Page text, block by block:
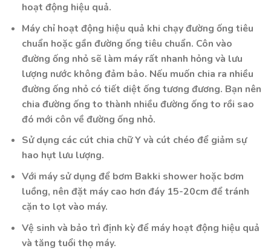
hoạt động hiệu quả.
Máy chỉ hoạt động hiệu quả khi chạy đường ống tiêu
chuẩn hoặc gần đường ống tiêu chuẩn. Côn vào
đường ống nhỏ sẽ làm máy rất nhanh hỏng và lưu
lượng nước không đảm bảo. Nếu muốn chia ra nhiều
đường ống nhỏ có tiết diệt ống tương đương. Bạn nên
chia đường ống to thành nhiều đường ống to rồi sao
đó mới côn về đường ống nhỏ.
Sử dụng các cút chia chữ Y và cút chéo để giảm sự
hao hụt lưu lượng.
Với máy sử dụng để bơm Bakki shower hoặc bơm
luồng, nên đặt máy cao hơn đáy 15-20cm để tránh
cặn to lọt vào máy.
Vệ sinh và bảo trì định kỳ để máy hoạt động hiệu quả
và tăng tuổi thọ máy.